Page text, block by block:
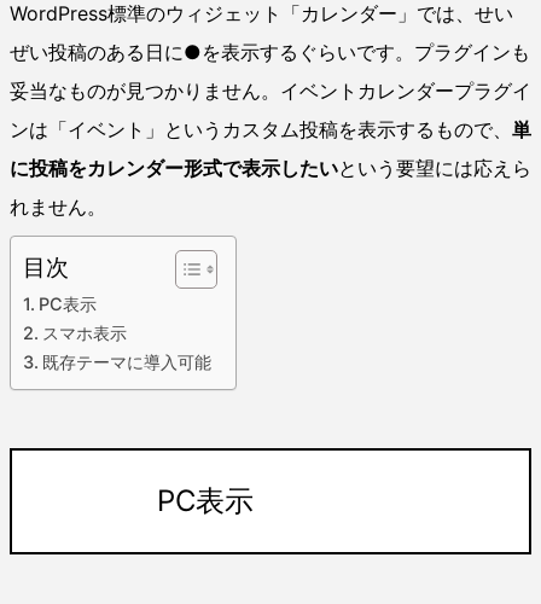
WordPress標準のウィジェット「カレンダー」では、せい
ぜい投稿のある日に●を表示するぐらいです。プラグインも
妥当なものが見つかりません。イベントカレンダープラグイ
ンは「イベント」というカスタム投稿を表示するもので、 単
に投稿をカレンダー形式で表示したいという要望には応えら
れません。
目次
PC表示
スマホ表示
既存テーマに導入可能
PC表示